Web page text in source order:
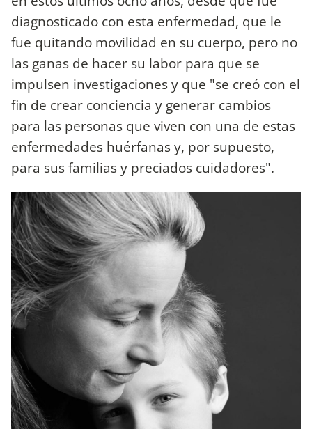
diagnosticado con esta enfermedad, que le
fue quitando movilidad en su cuerpo, pero no
las ganas de hacer su labor para que se
impulsen investigaciones y que "se creó con el
fin de crear conciencia y generar cambios
para las personas que viven con una de estas
enfermedades huérfanas y, por supuesto,
para sus familias y preciados cuidadores".